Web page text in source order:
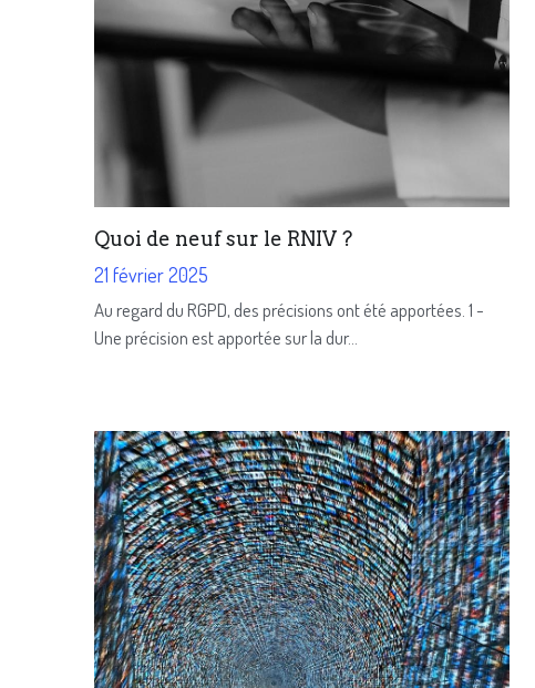
Quoi de neuf sur le RNIV ?
21 février 2025
Au regard du RGPD, des précisions ont été apportées. 1 -
Une précision est apportée sur la dur...